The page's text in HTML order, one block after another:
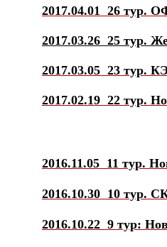
2017.04.01 26 тур.
2017.03.26 25 тур.
2017.03.05 23 тур.
2017.02.19 22 тур.
2016.11.05 11 тур.
2016.10.30 10 тур.
2016.10.22 9 тур: